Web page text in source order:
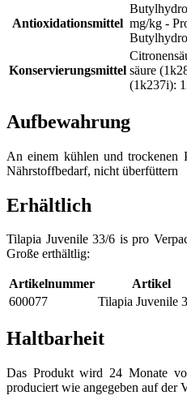
Antioxidationsmittel mg/kg -
Konservierungsmittel säure
(1k237i):
Aufbewahrung
An einem kühlen und trockenen
Nährstoffbedarf, nicht überfüttern
Erhältlich
Tilapia Juvenile 33/6 is pro
Große erthältlig:
Artikelnummer Artikel
600077
Tilapia Juvenile
Haltbarheit
Das Produkt wird 24 Monate
produciert wie angegeben auf der